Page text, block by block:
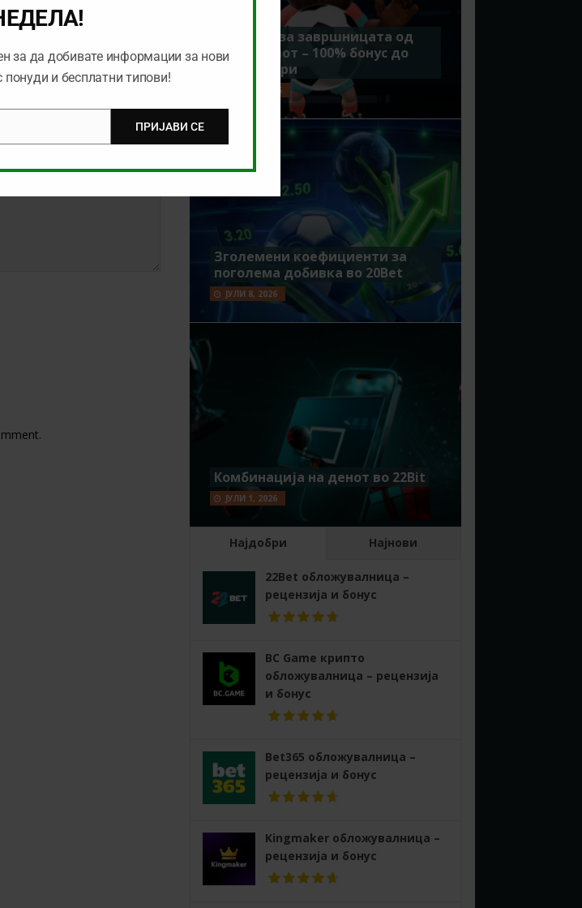
Идеално за завршницата од
Мундијалот – 100% бонус до
7500 денари
ЈУЛИ 15, 2026
Зголемени коефициенти за
поголема добивка во 20Bet
ЈУЛИ 8, 2026
Комбинација на денот во 22Bit
ЈУЛИ 1, 2026
Најдобри Најнови
22Bet обложувалница –
рецензија и бонус
BC Game крипто
обложувалница – рецензија
и бонус
Bet365 обложувалница –
рецензија и бонус
Kingmaker обложувалница –
рецензија и бонус
за да добивате информации за нови
понуди и бесплатни типови!
ПРИЈАВИ СЕ